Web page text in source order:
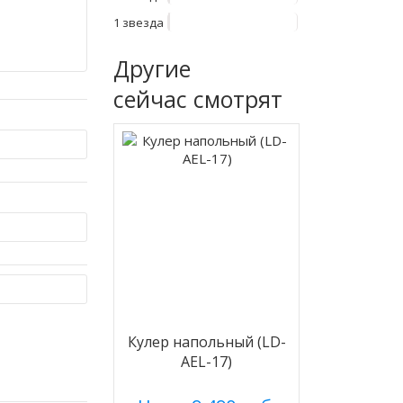
1 звезда
Другие
сейчас смотрят
Кулер напольный (LD-
AEL-17)